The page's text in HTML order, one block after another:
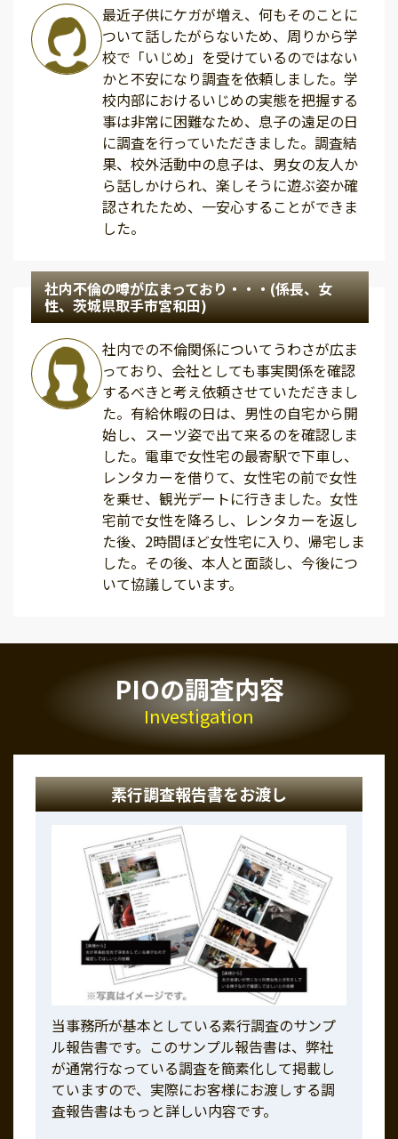
最近子供にケガが増え、何もそのことに
ついて話したがらないため、周りから学
校で「いじめ」を受けているのではない
かと不安になり調査を依頼しました。学
校内部におけるいじめの実態を把握する
事は非常に困難なため、息子の遠足の日
に調査を行っていただきました。調査結
果、校外活動中の息子は、男女の友人か
ら話しかけられ、楽しそうに遊ぶ姿か確
認されたため、一安心することができま
した。
社内不倫の噂が広まっており・・・(係長、女
性、茨城県取手市宮和田)
社内での不倫関係についてうわさが広ま
っており、会社としても事実関係を確認
するべきと考え依頼させていただきまし
た。有給休暇の日は、男性の自宅から開
始し、スーツ姿で出て来るのを確認しま
した。電車で女性宅の最寄駅で下車し、
レンタカーを借りて、女性宅の前で女性
を乗せ、観光デートに行きました。女性
宅前で女性を降ろし、レンタカーを返し
た後、2時間ほど女性宅に入り、帰宅しま
した。その後、本人と面談し、今後につ
いて協議しています。
PIOの調査内容
Investigation
素行調査報告書をお渡し
当事務所が基本としている素行調査のサンプ
ル報告書です。このサンプル報告書は、弊社
が通常行なっている調査を簡素化して掲載し
ていますので、実際にお客様にお渡しする調
査報告書はもっと詳しい内容です。